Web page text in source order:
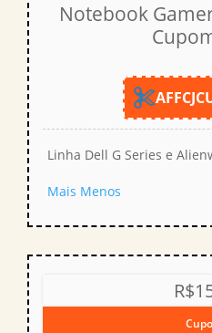
Notebook
Linha Dell G Series e
Mais Menos